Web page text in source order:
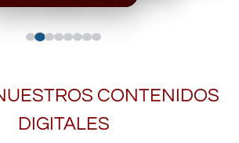
CONTENIDOS
DIGITALES